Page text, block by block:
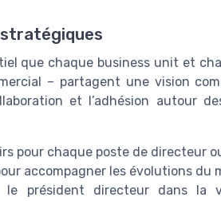
que chaque business unit et
– partagent une vision
et l’adhésion autour
pour chaque poste de directeur
accompagner les évolutions du
le président directeur dans la